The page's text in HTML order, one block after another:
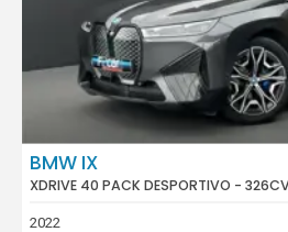
BMW IX
XDRIVE 40 PACK DESPORTIVO -
2022